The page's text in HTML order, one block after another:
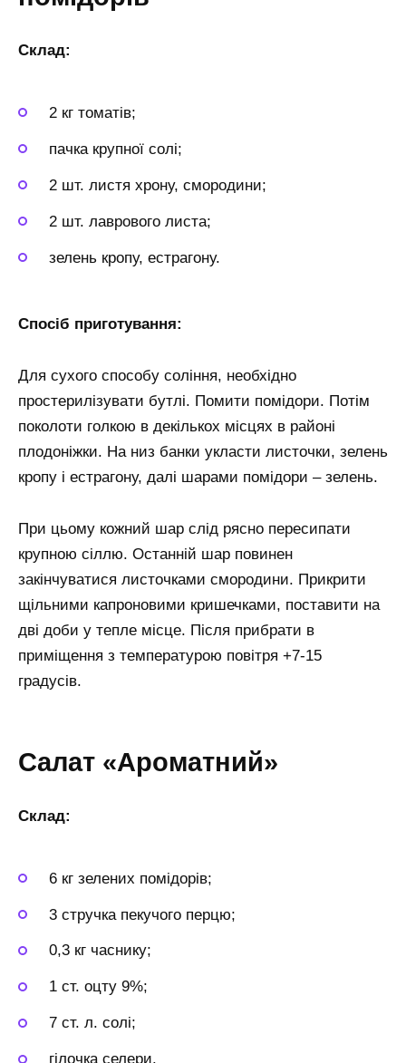
Склад:
2 кг томатів;
пачка крупної солі;
2 шт. листя хрону, смородини;
2 шт. лаврового листа;
зелень кропу, естрагону.
Спосіб приготування:
Для сухого способу соління, необхідно
простерилізувати бутлі. Помити помідори. Потім
поколоти голкою в декількох місцях в районі
плодоніжки. На низ банки укласти листочки, зелень
кропу і естрагону, далі шарами помідори – зелень.
При цьому кожний шар слід рясно пересипати
крупною сіллю. Останній шар повинен
закінчуватися листочками смородини. Прикрити
щільними капроновими кришечками, поставити на
дві доби у тепле місце. Після прибрати в
приміщення з температурою повітря +7-15
градусів.
Салат «Ароматний»
Склад:
6 кг зелених помідорів;
3 стручка пекучого перцю;
0,3 кг часнику;
1 ст. оцту 9%;
7 ст. л. солі;
гілочка селери.